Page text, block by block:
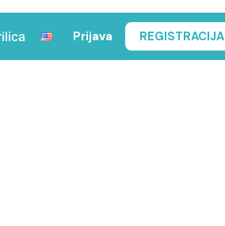
Prijava REGISTRACIJA